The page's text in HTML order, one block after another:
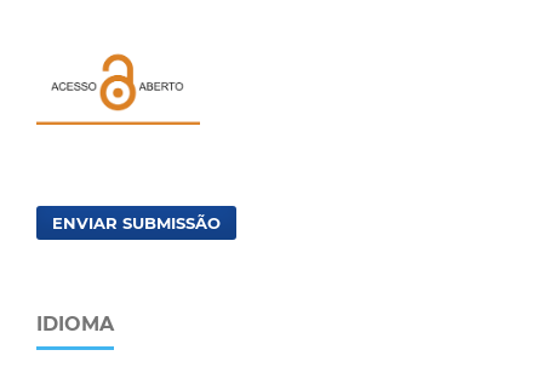
ENVIAR SUBMISSÃO
IDIOMA